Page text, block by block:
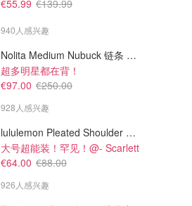
€60.31 €99.95
这款适用74折码~
€55.99 €139.99
940人感兴趣
Nolita Medium Nubuck 链条 pochette
超多明星都在背！
€97.00 €250.00
928人感兴趣
lululemon Pleated Shoulder Bag 10L 单肩包
大号超能装！罕见！@- Scarlett
€64.00 €88.00
926人感兴趣